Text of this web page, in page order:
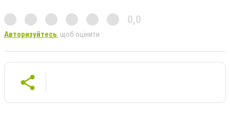
0,0
Авторизуйтесь, щоб оцінити